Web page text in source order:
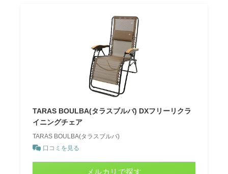
TARAS BOULBA(タラスブルバ) DXフリーリクラ
イニングチェア
TARAS BOULBA(タラスブルバ)
口コミを見る
メルカリで探す